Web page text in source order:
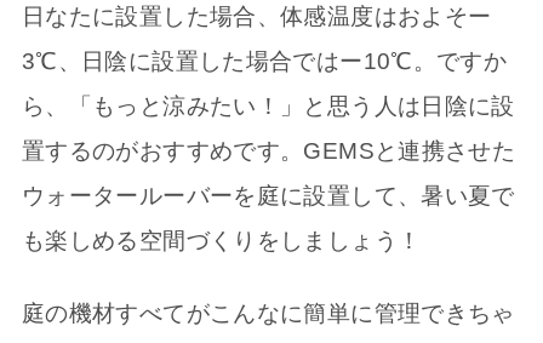
日なたに設置した場合、体感温度はおよそー
3℃、日陰に設置した場合ではー10℃。ですか
ら、「もっと涼みたい！」と思う人は日陰に設
置するのがおすすめです。GEMSと連携させた
ウォータールーバーを庭に設置して、暑い夏で
も楽しめる空間づくりをしましょう！
庭の機材すべてがこんなに簡単に管理できちゃ